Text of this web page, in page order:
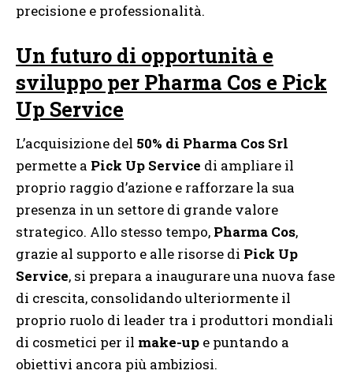
precisione e professionalità.
Un futuro di opportunità e
sviluppo per Pharma Cos e Pick
Up Service
L’acquisizione del 50% di Pharma Cos Srl
permette a Pick Up Service di ampliare il
proprio raggio d’azione e rafforzare la sua
presenza in un settore di grande valore
strategico. Allo stesso tempo, Pharma Cos,
grazie al supporto e alle risorse di Pick Up
Service, si prepara a inaugurare una nuova fase
di crescita, consolidando ulteriormente il
proprio ruolo di leader tra i produttori mondiali
di cosmetici per il make-up e puntando a
obiettivi ancora più ambiziosi.